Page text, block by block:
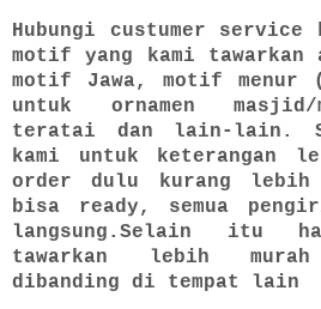
Hubungi custumer service
motif yang kami tawarkan
motif Jawa, motif menur
untuk ornamen
teratai dan lain-lain.
kami untuk keterangan
order dulu kurang lebih
bisa ready, semua
langsung.Selain itu
tawarkan lebih
dibanding di tempat lain